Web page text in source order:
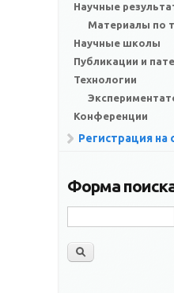
Научные
Материалы по
Научные школы
Публикации и
Технологии
Конференции
Регистрация на
Форма